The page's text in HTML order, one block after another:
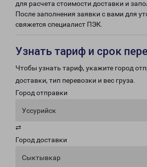
для расчета стоимости доставки и
После заполнения заявки с вами для
свяжется специалист ПЭК.
Узнать тариф и срок
Чтобы узнать тариф, укажите город
доставки, тип перевозки и вес груза.
Город отправки
Уссурийск
⇄
Город доставки
Сыктывкар